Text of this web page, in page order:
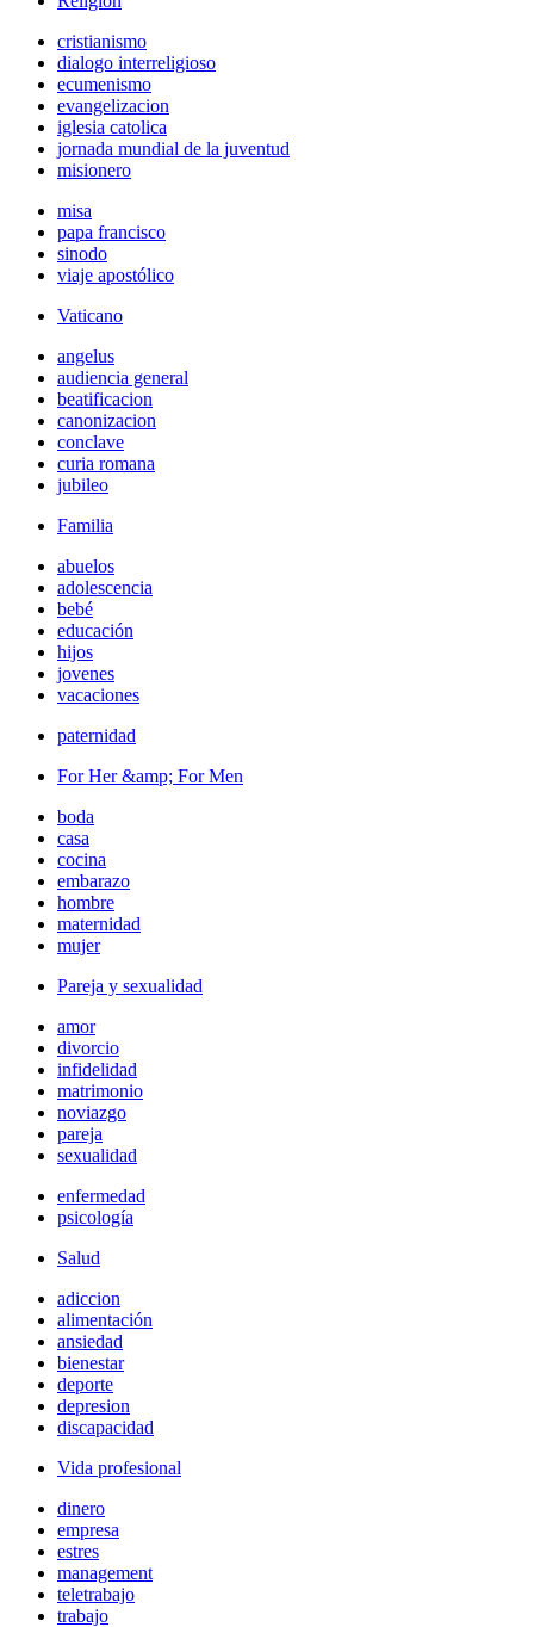
cristianismo
dialogo interreligioso
ecumenismo
evangelizacion
iglesia catolica
jornada mundial de la juventud
misionero
misa
papa francisco
sinodo
viaje apostólico
Vaticano
angelus
audiencia general
beatificacion
canonizacion
conclave
curia romana
jubileo
Familia
abuelos
adolescencia
bebé
educación
hijos
jovenes
vacaciones
paternidad
For Her &amp; For Men
boda
casa
cocina
embarazo
hombre
maternidad
mujer
Pareja y sexualidad
amor
divorcio
infidelidad
matrimonio
noviazgo
pareja
sexualidad
enfermedad
psicología
Salud
adiccion
alimentación
ansiedad
bienestar
deporte
depresion
discapacidad
Vida profesional
dinero
empresa
estres
management
teletrabajo
trabajo